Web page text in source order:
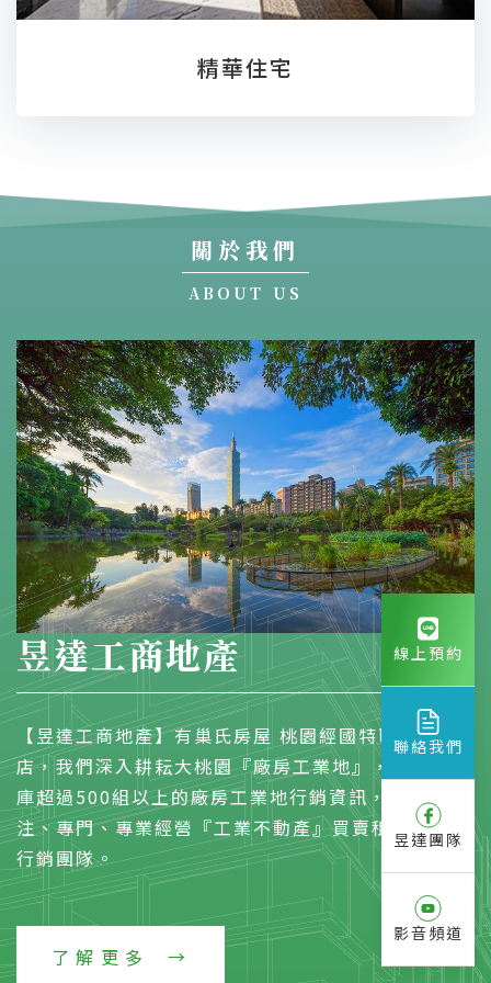
精華住宅
關於我們
ABOUT US
昱達工商地產
【昱達工商地產】有巢氏房屋 桃園經國特區加盟
店，我們深入耕耘大桃園『廠房工業地』，物件資料
庫超過500組以上的廠房工業地行銷資訊，是一個專
注、專門、專業經營『工業不動產』買賣租賃的開發
行銷團隊。
了解更多
線上預約
聯絡我們
昱達團隊
影音頻道